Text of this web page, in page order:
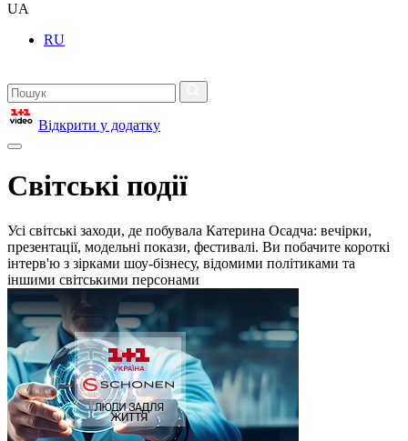
UA
RU
Відкрити у додатку
Світські події
Усі світські заходи, де побувала Катерина Осадча: вечірки,
презентації, модельні покази, фестивалі. Ви побачите короткі
інтерв'ю з зірками шоу-бізнесу, відомими політиками та
іншими світськими персонами